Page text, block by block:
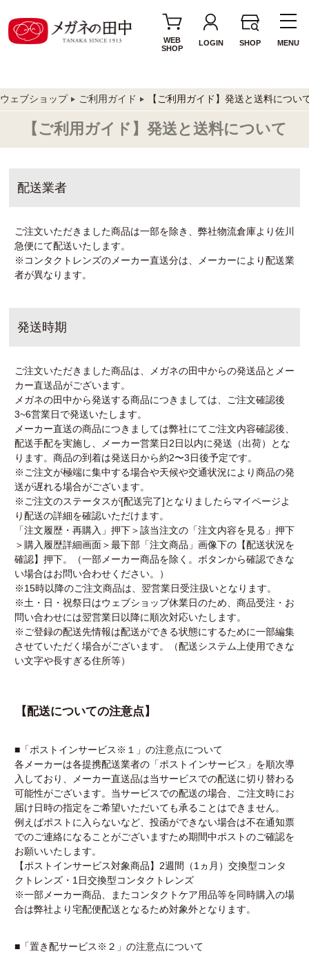
WEB
SHOP
LOGIN SHOP MENU
ウェブショップ ご利用ガイド 【ご利用ガイド】発送と送料につい
【ご利用ガイド】発送と送料について
配送業者
ご注文いただきました商品は一部を除き、弊社物流倉庫より佐川
急便にて配送いたします。
※コンタクトレンズのメーカー直送分は、メーカーにより配送業
者が異なります。
発送時期
ご注文いただきました商品は、メガネの田中からの発送品とメー
カー直送品がございます。
メガネの田中から発送する商品につきましては、ご注文確認後
3~6営業日で発送いたします。
メーカー直送の商品につきましては弊社にてご注文内容確認後、
配送手配を実施し、メーカー営業日2日以内に発送（出荷）とな
ります。商品の到着は発送日から約2〜3日後予定です。
※ご注文が極端に集中する場合や天候や交通状況により商品の発
送が遅れる場合がございます。
※ご注文のステータスが[配送完了]となりましたらマイページよ
り配送の詳細を確認いただけます。
「注文履歴・再購入」押下＞該当注文の「注文内容を見る」押下
＞購入履歴詳細画面＞最下部「注文商品」画像下の【配送状況を
確認】押下。（一部メーカー商品を除く。ボタンから確認できな
い場合はお問い合わせください。）
※15時以降のご注文商品は、翌営業日受注扱いとなります。
※土・日・祝祭日はウェブショップ休業日のため、商品受注・お
問い合わせには翌営業日以降に順次対応いたします。
※ご登録の配送先情報は配送ができる状態にするために一部編集
させていただく場合がございます。（配送システム上使用できな
い文字や長すぎる住所等）
【配送についての注意点】
■「ポストインサービス※１」の注意点について
各メーカーは各提携配送業者の「ポストインサービス」を順次導
入しており、メーカー直送品は当サービスでの配送に切り替わる
可能性がございます。当サービスでの配送の場合、ご注文時にお
届け日時の指定をご希望いただいても承ることはできません。
例えばポストに入らないなど、投函ができない場合は不在通知票
でのご連絡になることがございますため期間中ポストのご確認を
お願いいたします。
【ポストインサービス対象商品】2週間（1ヵ月）交換型コンタ
クトレンズ・1日交換型コンタクトレンズ
※一部メーカー商品、またコンタクトケア用品等を同時購入の場
合は弊社より宅配便配送となるため対象外となります。
■「置き配サービス※２」の注意点について